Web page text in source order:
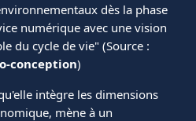
dès la phase
numérique avec une vision
du cycle de vie" (Source :
conception)
intègre les dimensions
mène à un